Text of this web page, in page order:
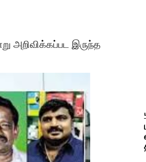
அறிவிக்கப்பட இருந்த